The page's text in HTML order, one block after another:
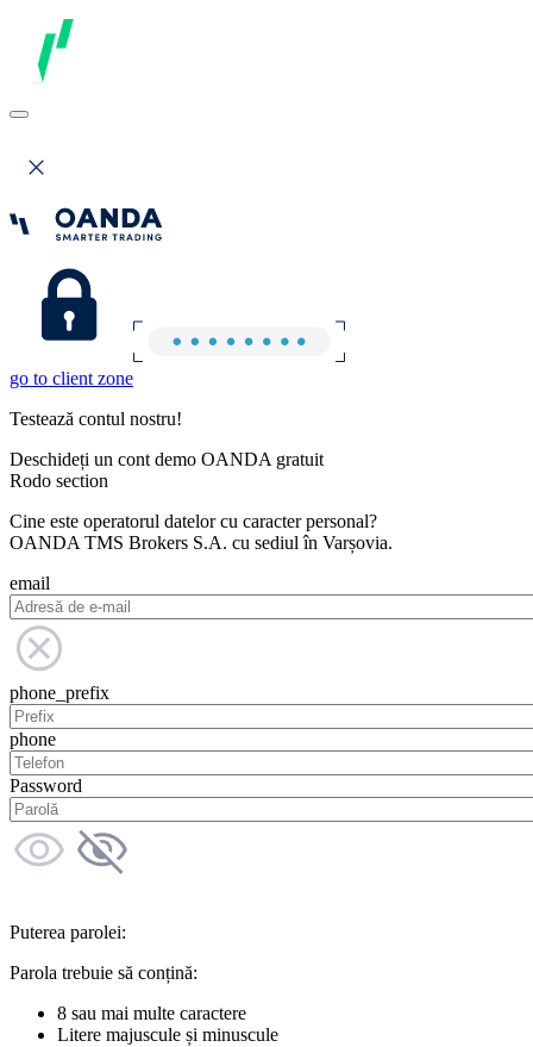
go to client zone
Testează contul nostru!
Deschideți un cont demo OANDA gratuit
Rodo section
Cine este operatorul datelor cu caracter personal?
OANDA TMS Brokers S.A. cu sediul în Varșovia.
email
phone_prefix
phone
Password
Puterea parolei:
Parola trebuie să conțină:
8 sau mai multe caractere
Litere majuscule și minuscule